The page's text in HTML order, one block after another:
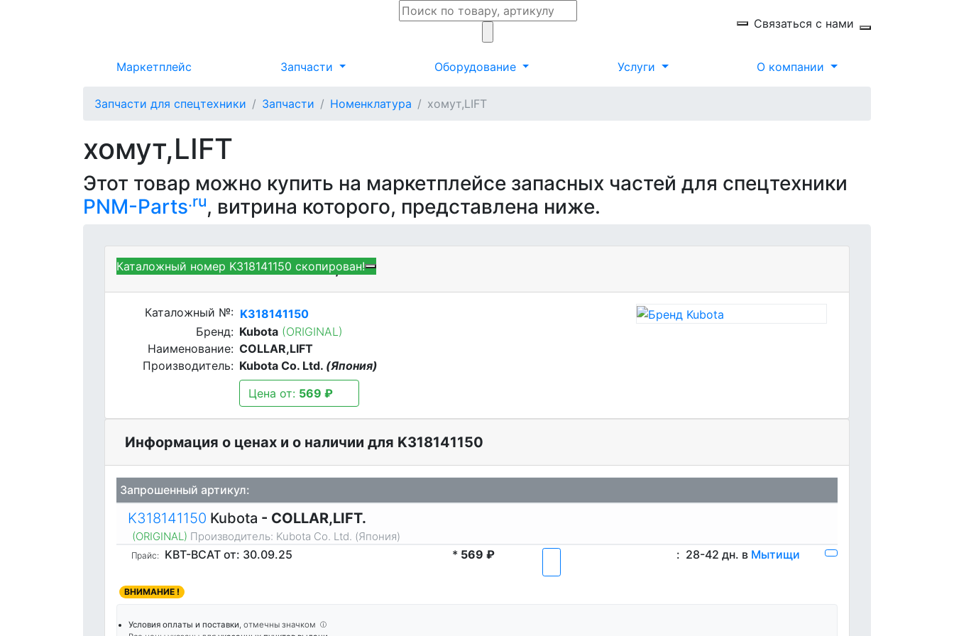
Связаться с нами
Маркетплейс Запчасти Оборудование Услуги О компании
Запчасти для спецтехники Запчасти Номенклатура хомут,LIFT
хомут,LIFT
Этот товар можно купить на маркетплейсе запасных частей для спецтехники
PNM-Parts.ru, витрина которого, представлена ниже.
Kubota K318141150 - COLLAR,LIFT
Каталожный №: K318141150
Бренд: Kubota (ORIGINAL)
Наименование: COLLAR,LIFT
Производитель: Kubota Co. Ltd. (Япония)
Цена от: 569 ₽
Каталожный номер K318141150 скопирован!
Информация о ценах и о наличии для K318141150
Запрошенный артикул:
K318141150 Kubota - COLLAR,LIFT.
(ORIGINAL) Производитель: Kubota Co. Ltd. (Япония)
Прайс: KBT-BCAT от: 30.09.25 * 569 ₽ : 28-42 дн. в Мытищи
ВНИМАНИЕ !
Условия оплаты и поставки , отмечны значком ⓘ